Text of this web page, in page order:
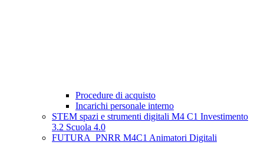
Procedure di acquisto
Incarichi personale interno
STEM spazi e strumenti digitali M4 C1 Investimento
3.2 Scuola 4.0
FUTURA_PNRR M4C1 Animatori Digitali